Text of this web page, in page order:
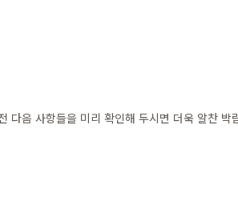
다음 사항들을 미리 확인해 두시면 더욱 알찬 박